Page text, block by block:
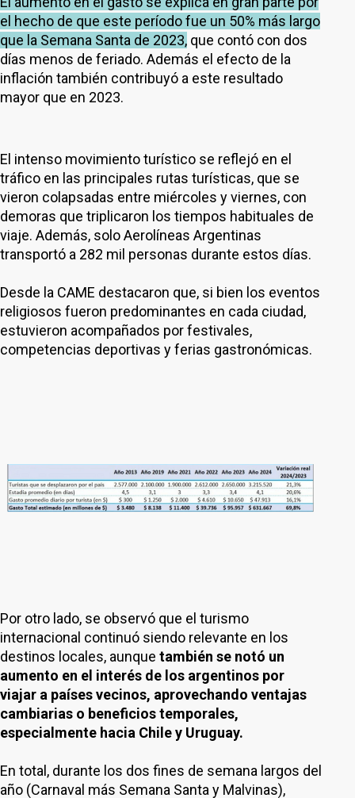
el hecho de que este período fue un 50% más largo
que la Semana Santa de 2023, que contó con dos
días menos de feriado. Además el efecto de la
inflación también contribuyó a este resultado
mayor que en 2023.
El intenso movimiento turístico se reflejó en el
tráfico en las principales rutas turísticas, que se
vieron colapsadas entre miércoles y viernes, con
demoras que triplicaron los tiempos habituales de
viaje. Además, solo Aerolíneas Argentinas
transportó a 282 mil personas durante estos días.
Desde la CAME destacaron que, si bien los eventos
religiosos fueron predominantes en cada ciudad,
estuvieron acompañados por festivales,
competencias deportivas y ferias gastronómicas.
Por otro lado, se observó que el turismo
internacional continuó siendo relevante en los
destinos locales, aunque también se notó un
aumento en el interés de los argentinos por
viajar a países vecinos, aprovechando ventajas
cambiarias o beneficios temporales,
especialmente hacia Chile y Uruguay.
En total, durante los dos fines de semana largos del
año (Carnaval más Semana Santa y Malvinas),